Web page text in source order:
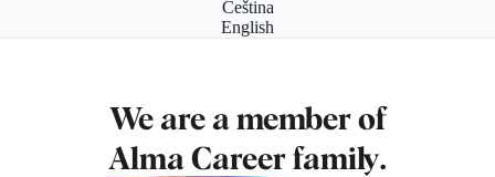
Čeština
English
We are a member of
Alma Career family.